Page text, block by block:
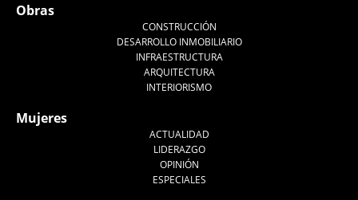
Obras
CONSTRUCCIÓN
DESARROLLO INMOBILIARIO
INFRAESTRUCTURA
ARQUITECTURA
INTERIORISMO
Mujeres
ACTUALIDAD
LIDERAZGO
OPINIÓN
ESPECIALES